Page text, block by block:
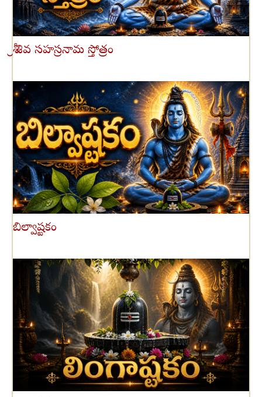
శ్రీ శివ సహస్రనామ స్తోత్రం
బిల్వాష్టకం